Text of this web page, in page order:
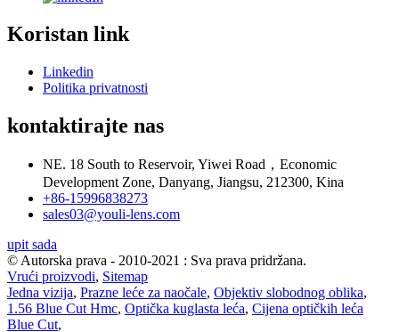
Koristan link
Linkedin
Politika privatnosti
kontaktirajte nas
NE. 18 South to Reservoir, Yiwei Road，Economic
Development Zone, Danyang, Jiangsu, 212300, Kina
+86-15996838273
sales03@youli-lens.com
upit sada
© Autorska prava - 2010-2021 : Sva prava pridržana.
Vrući proizvodi, Sitemap
Jedna vizija, Prazne leće za naočale, Objektiv slobodnog oblika,
1.56 Blue Cut Hmc, Optička kuglasta leća, Cijena optičkih leća
Blue Cut,